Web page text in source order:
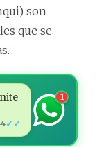
son
que se
✓✓
1